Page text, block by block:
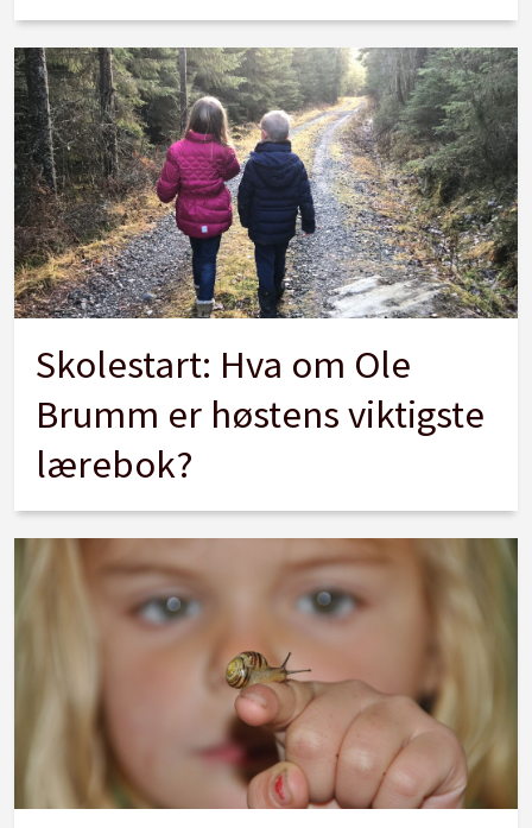
Skolestart: Hva om Ole
Brumm er høstens viktigste
lærebok?